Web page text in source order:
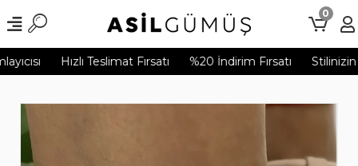
Hızlı Teslimat Fırsatı %20 İndirim Fırsatı Stilinizin
0